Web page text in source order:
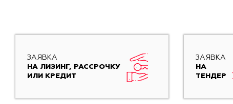
ЗАЯВКА
НА ЛИЗИНГ, РАССРОЧКУ
ИЛИ КРЕДИТ
ЗАЯВКА
НА
ТЕНДЕР